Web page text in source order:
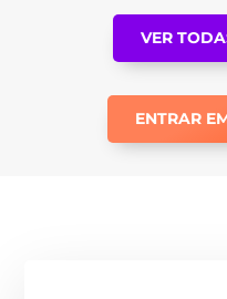
VER
ENTRAR